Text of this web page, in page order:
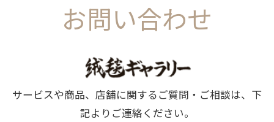
お問い合わせ
サービスや商品、店舗に関するご質問・ご相談は、下
記よりご連絡ください。